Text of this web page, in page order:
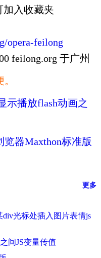
加入收藏夹
opera-feilong
feilong.org 于广州
示播放flash动画之
器Maxthon标准版
更多
div光标处插入图片表情js
间JS变量传值